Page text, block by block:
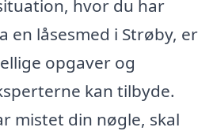
hvor du har
låsesmed i Strøby, er
opgaver og
kan tilbyde.
mistet din nøgle, skal